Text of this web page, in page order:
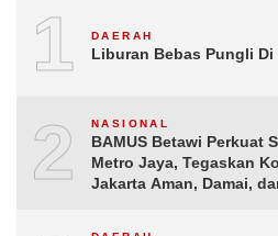
1 DAERAH
Liburan Bebas Pungli Di
2 NASIONAL
BAMUS Betawi Perkuat
Metro Jaya, Tegaskan
Jakarta Aman, Damai,